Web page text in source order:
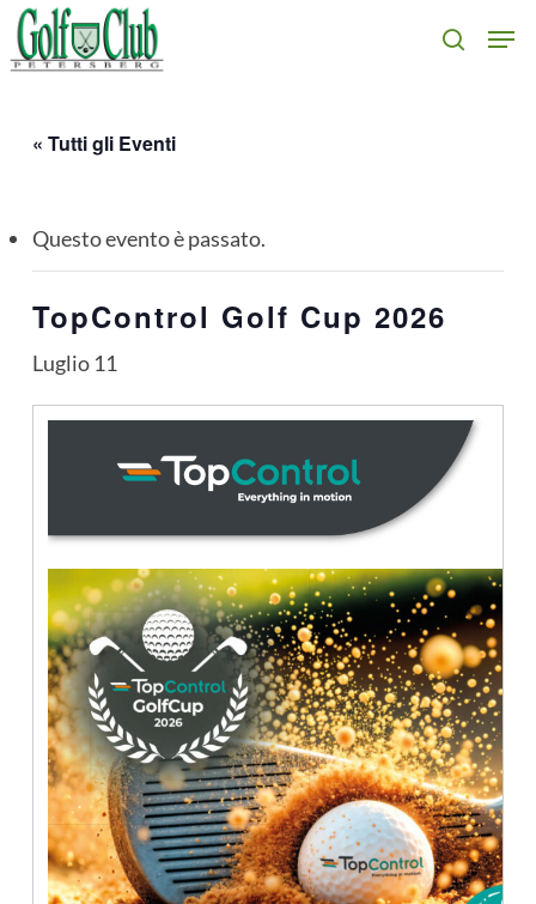
Skip
to
search
« Tutti gli Eventi
Questo evento è passato.
TopControl Golf Cup 2026
Luglio 11